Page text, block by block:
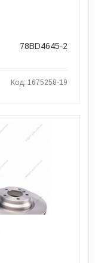
78BD4645-2
Код: 1675258-19